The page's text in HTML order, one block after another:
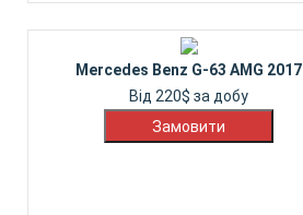
Mercedes Benz G-63 AMG 2017
Від 220$ за добу